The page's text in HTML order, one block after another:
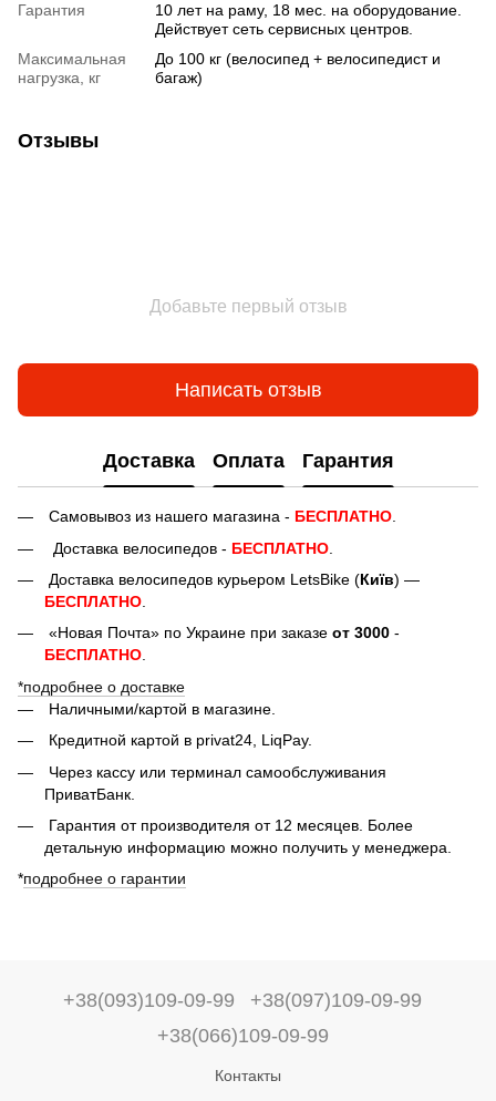
Гарантия
10 лет на раму, 18 мес. на оборудование.
Действует сеть сервисных центров.
Максимальная
нагрузка, кг
До 100 кг (велосипед + велосипедист и
багаж)
Отзывы
Добавьте первый отзыв
Написать отзыв
Доставка Оплата Гарантия
Самовывоз из нашего магазина - БЕСПЛАТНО.
Доставка велосипедов - БЕСПЛАТНО
Доставка велосипедов курьером LetsBike (Київ) —
БЕСПЛАТНО
«Новая Почта» по Украине при заказе от 3000 -
БЕСПЛАТНО.
*подробнее о доставке
Наличными/картой в магазине.
Кредитной картой в privat24, LiqPay.
Через кассу или терминал самообслуживания
ПриватБанк.
Гарантия от производителя от 12 месяцев. Более
детальную информацию можно получить у менеджера.
*подробнее о гарантии
+38(093)109-09-99
+38(097)109-09-99
+38(066)109-09-99
Контакты